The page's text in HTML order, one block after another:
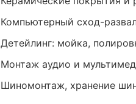
Компьютерный сход-
Детейлинг: мойка,
Монтаж аудио и
Шиномонтаж, хранение